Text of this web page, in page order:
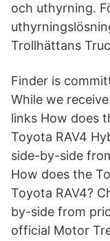
och uthyrning.
Trollhättans
Finder is
While we
links How does
Toyota RAV4
side-by-side
How does the
Toyota RAV4?
by-side from
official Motor